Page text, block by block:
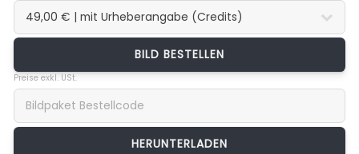
BILD BESTELLEN
Preise exkl. USt.